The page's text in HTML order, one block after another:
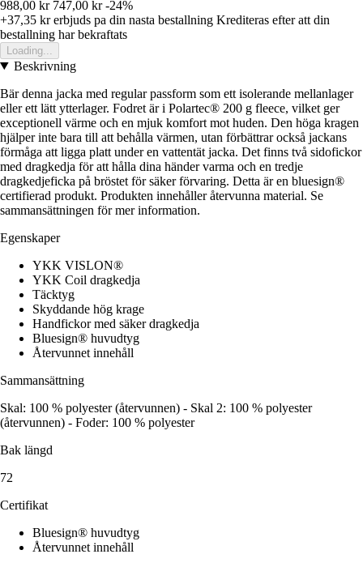
988,00 kr 747,00 kr -24%
+37,35 krerbjuds pa din nasta bestallning Krediteras efter att din
bestallning har bekraftats
Loading...
Beskrivning
Bär denna jacka med regular passform som ett isolerande mellanlager
eller ett lätt ytterlager. Fodret är i Polartec® 200 g fleece, vilket ger
exceptionell värme och en mjuk komfort mot huden. Den höga kragen
hjälper inte bara till att behålla värmen, utan förbättrar också jackans
förmåga att ligga platt under en vattentät jacka. Det finns två sidofickor
med dragkedja för att hålla dina händer varma och en tredje
dragkedjeficka på bröstet för säker förvaring. Detta är en bluesign®
certifierad produkt. Produkten innehåller återvunna material. Se
sammansättningen för mer information.
Egenskaper
YKK VISLON®
YKK Coil dragkedja
Täcktyg
Skyddande hög krage
Handfickor med säker dragkedja
Bluesign® huvudtyg
Återvunnet innehåll
Sammansättning
Skal: 100 % polyester (återvunnen) - Skal 2: 100 % polyester
(återvunnen) - Foder: 100 % polyester
Bak längd
72
Certifikat
Bluesign® huvudtyg
Återvunnet innehåll